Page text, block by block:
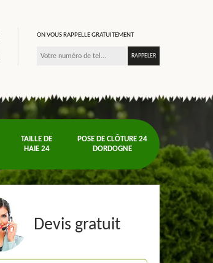
ON VOUS RAPPELLE GRATUITEMENT
TAILLE DE
HAIE 24
POSE DE CLÔTURE 24
DORDOGNE
Devis gratuit